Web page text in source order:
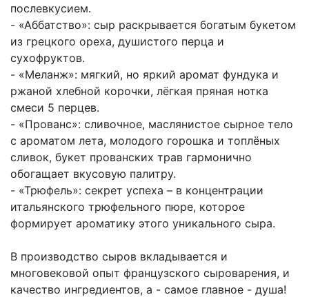
послевкусием.
- «Аббатство»: сыр раскрывается богатым букетом
из грецкого ореха, душистого перца и
сухофруктов.
- «Меланж»: мягкий, но яркий аромат фундука и
ржаной хлебной корочки, лёгкая пряная нотка
смеси 5 перцев.
- «Прованс»: сливочное, маслянистое сырное тело
с ароматом лета, молодого горошка и топлёных
сливок, букет прованских трав гармонично
обогащает вкусовую палитру.
- «Трюфель»: секрет успеха – в концентрации
итальянского трюфельного пюре, которое
формирует ароматику этого уникального сыра.
В производство сыров вкладывается и
многовековой опыт французского сыроварения, и
качество ингредиентов, а - самое главное - душа!